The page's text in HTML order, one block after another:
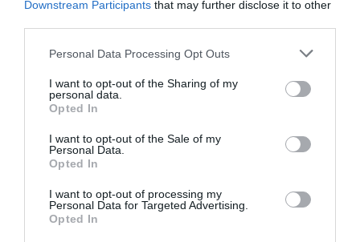
Downstream Participants that may further disclose it to other
Personal Data Processing Opt Outs
I want to opt-out of the Sharing of my
personal data.
Opted In
I want to opt-out of the Sale of my
Personal Data.
Opted In
I want to opt-out of processing my
Personal Data for Targeted Advertising.
Opted In
Δείτε όλα τατελευταία νέαγια την Τέχνη και τον
Πολιτισμό στοCulturenow.gr
Tags
ΚΛΑΣΙΚΗ - ΟΠΕΡΑ
ΜΠΕΡΤΟΛΤ ΜΠΡΕΧΤ
ΣΥΝΑΥΛΙΕΣ 2024
Newsletter